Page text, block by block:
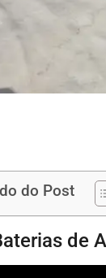
do Post
de